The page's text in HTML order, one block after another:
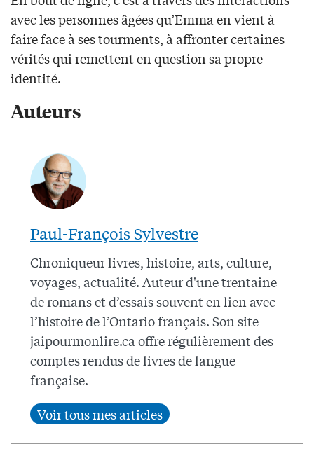
avec les personnes âgées qu’Emma en vient à
faire face à ses tourments, à affronter certaines
vérités qui remettent en question sa propre
identité.
Auteurs
Paul-François Sylvestre
Chroniqueur livres, histoire, arts, culture,
voyages, actualité. Auteur d'une trentaine
de romans et d’essais souvent en lien avec
l’histoire de l’Ontario français. Son site
jaipourmonlire.ca offre régulièrement des
comptes rendus de livres de langue
française.